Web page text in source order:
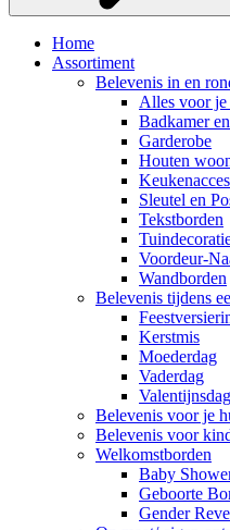
Home
Assortiment
Belevenis in en
Alles voor
Badkamer
Garderobe
Houten
Sleutel en
Tekstborden
Voordeur-
Wandborden
Belevenis tijdens
Kerstmis
Moederdag
Vaderdag
Valentijnsdag
Belevenis voor je
Belevenis voor
Welkomstborden
Baby
Geboorte
Gender